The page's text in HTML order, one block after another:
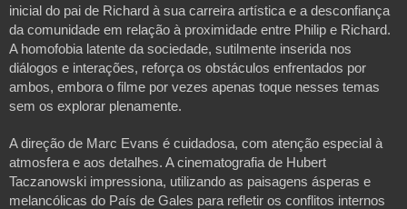
inicial do pai de Richard à sua carreira artística e a desconfiança
da comunidade em relação à proximidade entre Philip e Richard.
A homofobia latente da sociedade, sutilmente inserida nos
diálogos e interações, reforça os obstáculos enfrentados por
ambos, embora o filme por vezes apenas toque nesses temas
sem os explorar plenamente.
A direção de Marc Evans é cuidadosa, com atenção especial à
atmosfera e aos detalhes. A cinematografia de Hubert
Taczanowski impressiona, utilizando as paisagens ásperas e
melancólicas do País de Gales para refletir os conflitos internos